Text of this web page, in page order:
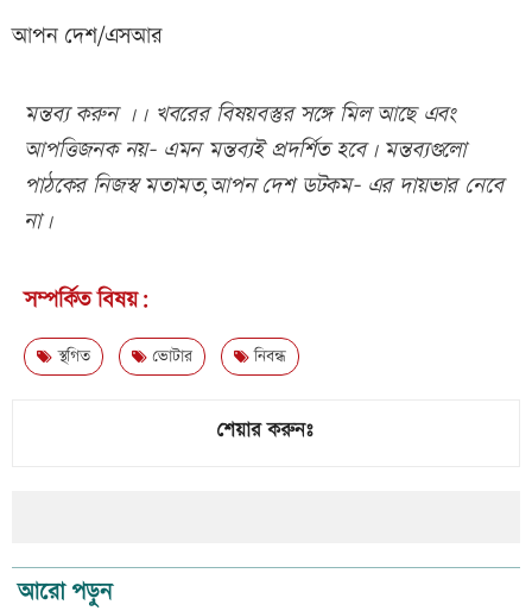
আপন দেশ/এসআর
মন্তব্য করুন ।। খবরের বিষয়বস্তুর সঙ্গে মিল আছে এবং
আপত্তিজনক নয়- এমন মন্তব্যই প্রদর্শিত হবে। মন্তব্যগুলো
পাঠকের নিজস্ব মতামত,আপন দেশ ডটকম- এর দায়ভার নেবে
না।
সম্পর্কিত বিষয়:
স্থগিত ভোটার নিবন্ধ
শেয়ার করুনঃ
আরো পড়ুন